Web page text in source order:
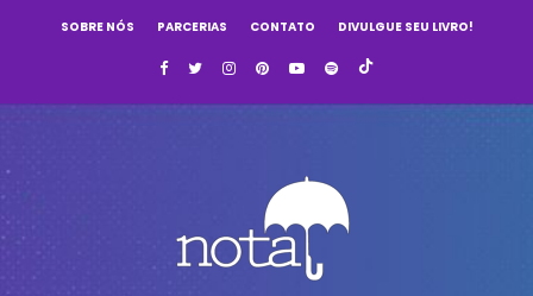
SOBRE NÓS PARCERIAS CONTATO DIVULGUE SEU LIVRO!